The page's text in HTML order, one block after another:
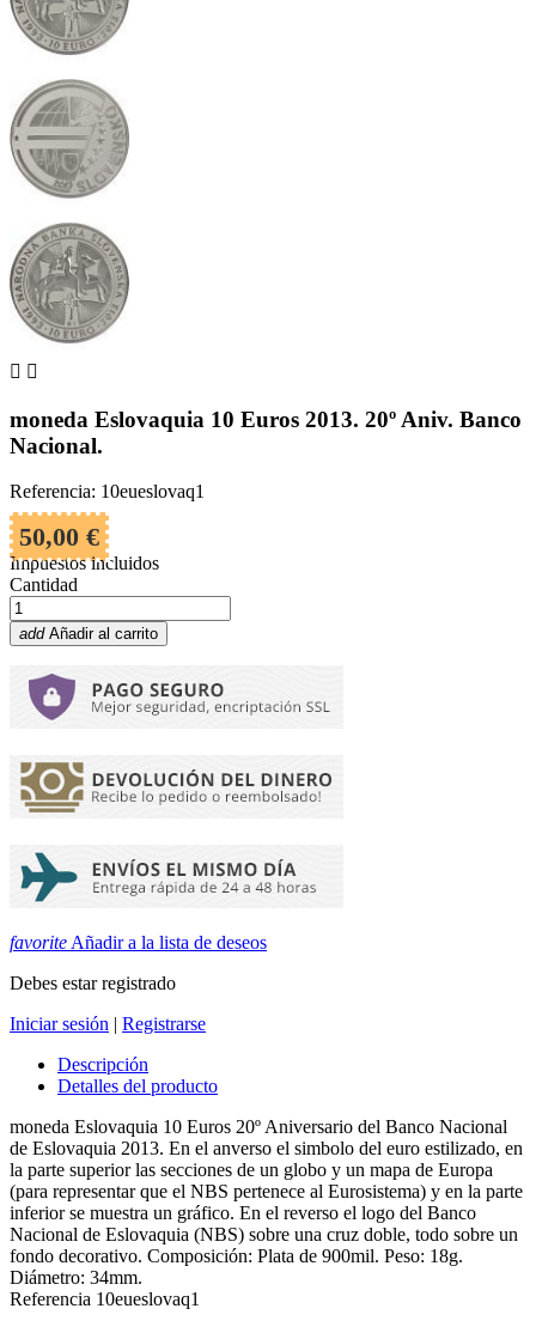
 
moneda Eslovaquia 10 Euros 2013. 20º Aniv. Banco
Nacional.
Referencia: 10eueslovaq1
50,00 €
Impuestos incluidos
Cantidad
add Añadir al carrito
favorite Añadir a la lista de deseos
Debes estar registrado
Iniciar sesión | Registrarse
Descripción
Detalles del producto
moneda Eslovaquia 10 Euros 20º Aniversario del Banco Nacional
de Eslovaquia 2013. En el anverso el simbolo del euro estilizado, en
la parte superior las secciones de un globo y un mapa de Europa
(para representar que el NBS pertenece al Eurosistema) y en la parte
inferior se muestra un gráfico. En el reverso el logo del Banco
Nacional de Eslovaquia (NBS) sobre una cruz doble, todo sobre un
fondo decorativo. Composición: Plata de 900mil. Peso: 18g.
Diámetro: 34mm.
Referencia 10eueslovaq1